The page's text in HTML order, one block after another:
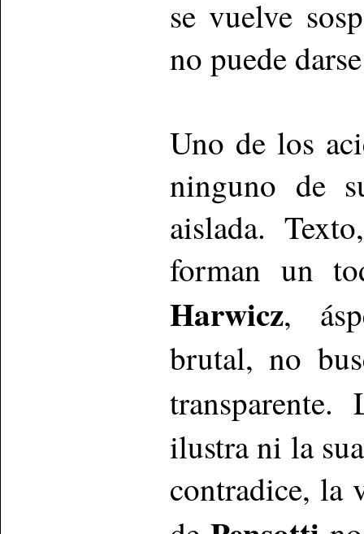
se vuelve
no puede
Uno de los
ninguno de
aislada.
forman un
Harwicz,
brutal, no
ilustra ni la
contradice, la